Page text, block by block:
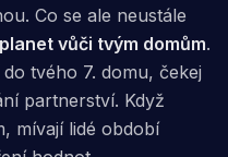
Co se ale neustále
vůči tvým domům.
tvého 7. domu, čekej
partnerství. Když
mívají lidé období